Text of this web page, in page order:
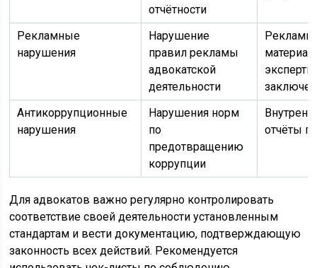
отчётности
Рекламные
нарушения
Нарушение
правил рекламы
адвокатской
деятельности
Антикоррупционные
нарушения
Нарушения норм
по
предотвращению
коррупции
отчёты
Для адвокатов важно регулярно контролировать
соответствие своей деятельности установленным
стандартам и вести документацию, подтверждающую
законность всех действий. Рекомендуется